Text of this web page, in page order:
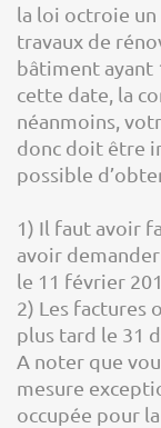
la loi octroie
travaux de
bâtiment ayant
cette date, la
néanmoins,
donc doit être
possible
1) Il faut avoir
avoir
le 11 février
2) Les factures
plus tard le 31
A noter que
mesure
occupée pour